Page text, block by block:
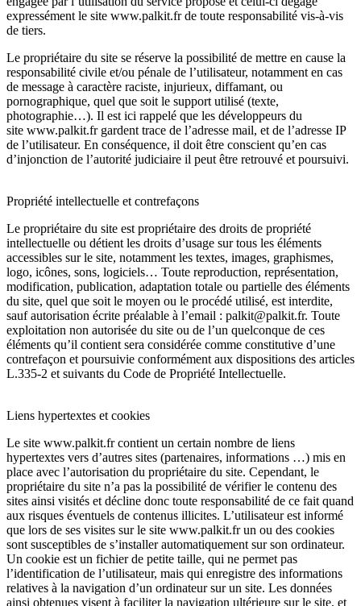
expressément le site www.palkit.frde toute responsabilité vis-à-vis
de tiers.
Le propriétaire du site se réserve la possibilité de mettre en cause la
responsabilité civile et/ou pénale de l’utilisateur, notamment en cas
de message à caractère raciste, injurieux, diffamant, ou
pornographique, quel que soit le support utilisé (texte,
photographie…). Il est ici rappelé que les développeurs du
site www.palkit.frgardent trace de l’adresse mail, et de l’adresse IP
de l’utilisateur. En conséquence, il doit être conscient qu’en cas
d’injonction de l’autorité judiciaire il peut être retrouvé et poursuivi.
Propriété intellectuelle et contrefaçons
Le propriétaire du site est propriétaire des droits de propriété
intellectuelle ou détient les droits d’usage sur tous les éléments
accessibles sur le site, notamment les textes, images, graphismes,
logo, icônes, sons, logiciels… Toute reproduction, représentation,
modification, publication, adaptation totale ou partielle des éléments
du site, quel que soit le moyen ou le procédé utilisé, est interdite,
sauf autorisation écrite préalable à l’email : palkit@palkit.fr. Toute
exploitation non autorisée du site ou de l’un quelconque de ces
éléments qu’il contient sera considérée comme constitutive d’une
contrefaçon et poursuivie conformément aux dispositions des articles
L.335-2 et suivants du Code de Propriété Intellectuelle.
Liens hypertextes et cookies
Le site www.palkit.frcontient un certain nombre de liens
hypertextes vers d’autres sites (partenaires, informations …) mis en
place avec l’autorisation du propriétaire du site. Cependant, le
propriétaire du site n’a pas la possibilité de vérifier le contenu des
sites ainsi visités et décline donc toute responsabilité de ce fait quand
aux risques éventuels de contenus illicites. L’utilisateur est informé
que lors de ses visites sur le site www.palkit.frun ou des cookies
sont susceptibles de s’installer automatiquement sur son ordinateur.
Un cookie est un fichier de petite taille, qui ne permet pas
l’identification de l’utilisateur, mais qui enregistre des informations
relatives à la navigation d’un ordinateur sur un site. Les données
ainsi obtenues visent à faciliter la navigation ultérieure sur le site, et